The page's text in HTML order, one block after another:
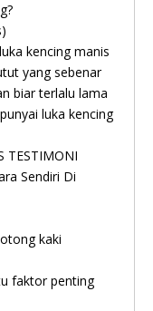
kencing manis
yang sebenar
biar terlalu lama
luka kencing
TESTIMONI
Sendiri Di
kaki
faktor penting